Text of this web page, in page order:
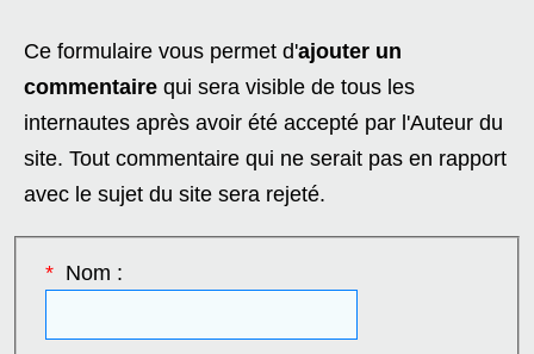
Ce formulaire vous permet d'ajouter un
commentaire qui sera visible de tous les
internautes après avoir été accepté par l'Auteur du
site. Tout commentaire qui ne serait pas en rapport
avec le sujet du site sera rejeté.
*Nom :